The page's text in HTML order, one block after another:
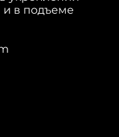
и в подъеме